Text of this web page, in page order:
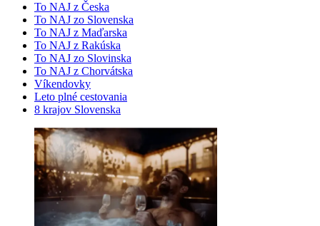
To NAJ z Česka
To NAJ zo Slovenska
To NAJ z Maďarska
To NAJ z Rakúska
To NAJ zo Slovinska
To NAJ z Chorvátska
Víkendovky
Leto plné cestovania
8 krajov Slovenska